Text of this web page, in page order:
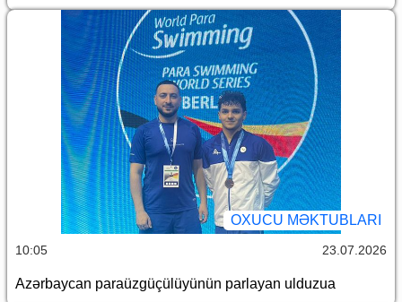
OXUCU MƏKTUBLARI
10:05 23.07.2026
Azərbaycan paraüzgüçülüyünün parlayan ulduzua